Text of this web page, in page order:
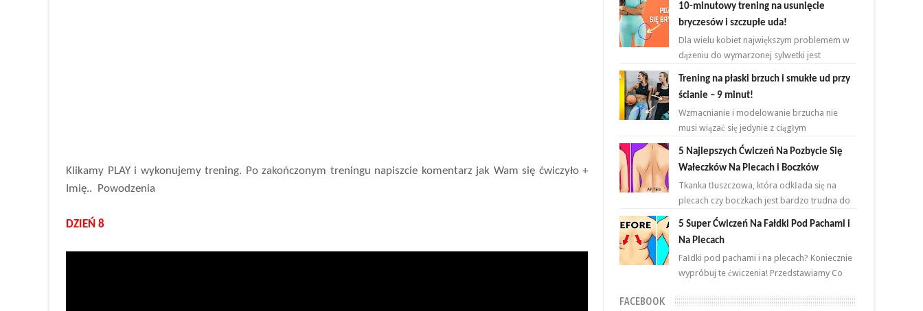
Klikamy PLAY i wykonujemy trening. Po zakończonym treningu napiszcie komentarz jak Wam się ćwiczyło +
Imię.. Powodzenia
DZIEŃ 8
ćwiczeniami. ...
10-minutowy trening na usunięcie
bryczesów i szczupłe uda!
Dla wielu kobiet największym problemem w
dążeniu do wymarzonej sylwetki jest
tłuszczowej w okoli...
Trening na płaski brzuch i smukłe ud przy
ścianie – 9 minut!
Wzmacnianie i modelowanie brzucha nie
musi wiązać się jedynie z ciągłym
powtarzaniem brzuszków i deski na
przemian. Brzuch to nie jeden...
5 Najlepszych Ćwiczeń Na Pozbycie Się
Wałeczków Na Plecach i Boczków
Tkanka tłuszczowa, która odkłada się na
plecach czy boczkach jest bardzo trudna do
zlikwidowania. Połączenie odpowiednich
ćwiczeń oraz ...
5 Super Ćwiczeń Na Fałdki Pod Pachami i
Na Plecach
Fałdki pod pachami i na plecach? Koniecznie
wypróbuj te ćwiczenia! Przedstawiamy Co
w domu ...
FACEBOOK